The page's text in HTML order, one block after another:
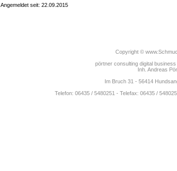
Angemeldet seit: 22.09.2015
Copyright ©
pörtner consulting digital
Inh. Andreas
Im Bruch 31 - 56414
Telefon: 06435 / 5480251 - Telefax: 06435 /